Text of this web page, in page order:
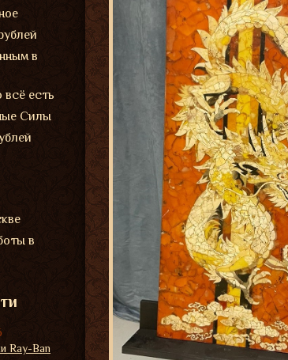
в
всё есть
Силы
в
Ray-Ban